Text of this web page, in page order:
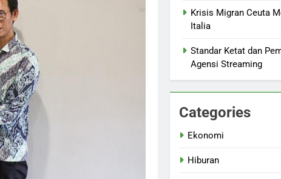
Krisis Migran Ceuta
Italia
Standar Ketat dan
Agensi Streaming
Categories
Ekonomi
Hiburan